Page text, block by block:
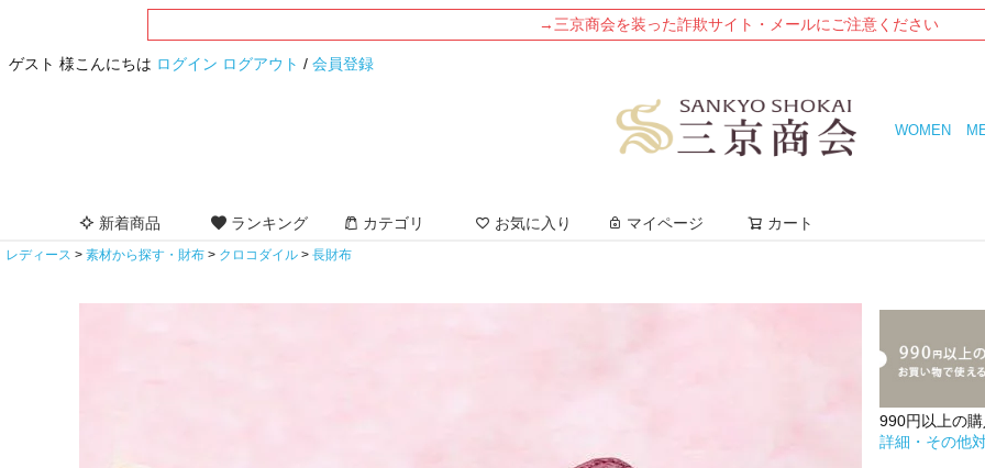
→三京商会を装った詐欺サイト・メールにご注意ください
ゲスト 様こんにちは ログイン ログアウト / 会員登録
WOMEN
新着商品 ランキング カテゴリ お気に入り マイページ カート
レディース 素材から探す・財布 クロコダイル 長財布
990円以上の
詳細・その他